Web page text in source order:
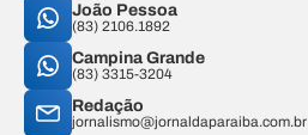
João Pessoa
(83) 2106.1892
Campina Grande
(83) 3315-3204
Redação
jornalismo@jornaldaparaiba.com.br